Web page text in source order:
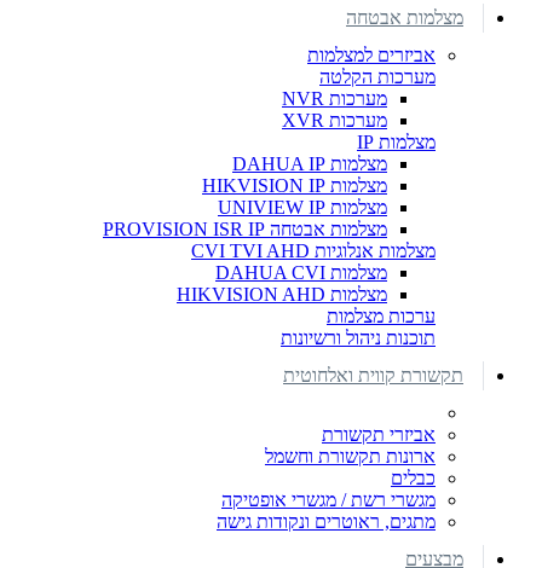
מצלמות אבטחה
אביזרים למצלמות
מערכות הקלטה
מערכות NVR
מערכות XVR
מצלמות IP
מצלמות DAHUA IP
מצלמות HIKVISION IP
מצלמות UNIVIEW IP
מצלמות אבטחה PROVISION ISR IP
מצלמות אנלוגיות CVI TVI AHD
מצלמות DAHUA CVI
מצלמות HIKVISION AHD
ערכות מצלמות
תוכנות ניהול ורשיונות
תקשורת קווית ואלחוטית
אביזרי תקשורת
ארונות תקשורת וחשמל
כבלים
מגשרי רשת / מגשרי אופטיקה
מתגים, ראוטרים ונקודות גישה
מבצעים